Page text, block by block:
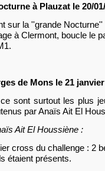
à Plauzat le 20/
sur la ''grande
à Clermont, boucle le
de Mons le 21
sont surtout les plus
par Anaïs Ait El
Ait El Houssiène :
cross du challenge : 2
étaient présents.